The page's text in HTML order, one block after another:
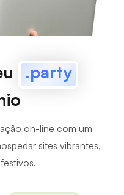
.party
on-line com um
sites vibrantes,